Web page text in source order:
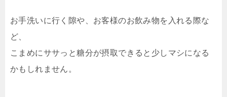
お手洗いに行く隙や、お客様のお飲み物を入れる際な
ど、
こまめにササっと糖分が摂取できると少しマシになる
かもしれません。